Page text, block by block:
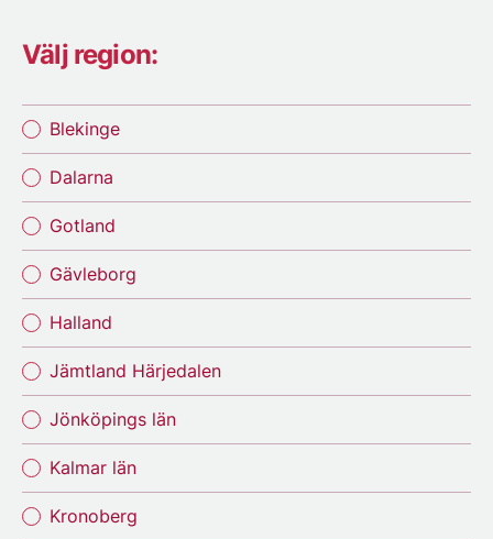
Välj region:
Blekinge
Dalarna
Gotland
Gävleborg
Halland
Jämtland Härjedalen
Jönköpings län
Kalmar län
Kronoberg